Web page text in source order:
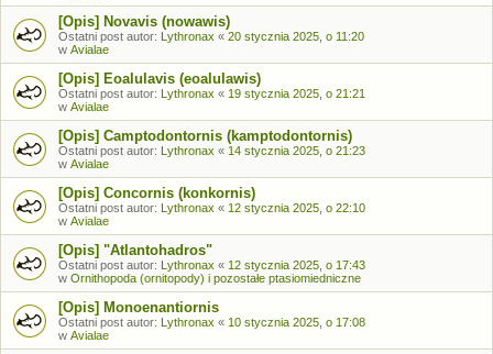
[Opis] Novavis (nowawis)
Ostatni post autor: Lythronax « 20 stycznia 2025, o 11:20
w Avialae
[Opis] Eoalulavis (eoalulawis)
Ostatni post autor: Lythronax « 19 stycznia 2025, o 21:21
w Avialae
[Opis] Camptodontornis (kamptodontornis)
Ostatni post autor: Lythronax « 14 stycznia 2025, o 21:23
w Avialae
[Opis] Concornis (konkornis)
Ostatni post autor: Lythronax « 12 stycznia 2025, o 22:10
w Avialae
[Opis] "Atlantohadros"
Ostatni post autor: Lythronax « 12 stycznia 2025, o 17:43
w Ornithopoda (ornitopody) i pozostałe ptasiomiedniczne
[Opis] Monoenantiornis
Ostatni post autor: Lythronax « 10 stycznia 2025, o 17:08
w Avialae